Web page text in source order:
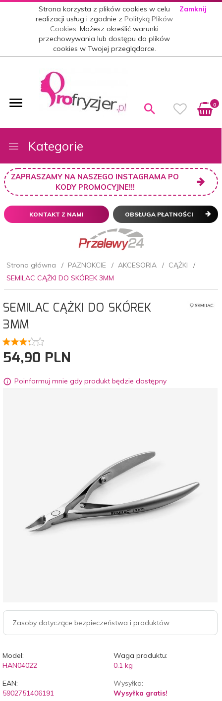
Strona korzysta z plików cookies w celu
realizacji usług i zgodnie zPolityką Plików
Cookies. Możesz określić warunki
przechowywania lub dostępu do plików
cookies w Twojej przeglądarce.
Zamknij
0
Kategorie
ZAPRASZAMY NA NASZEGO INSTAGRAMA PO
KODY PROMOCYJNE!!!
KONTAKT Z NAMI OBSŁUGA PŁATNOŚCI
Strona główna PAZNOKCIE AKCESORIA
CĄŻKI
SEMILAC CĄŻKI DO SKÓREK 3MM
SEMILAC CĄŻKI DO SKÓREK
3MM
54,90 PLN
Poinformuj mnie gdy produkt będzie dostępny
Zasoby dotyczące bezpieczeństwa i produktów
Model:
HAN04022
Waga produktu:
0.1 kg
EAN:
5902751406191
Wysyłka:
Wysyłka gratis!